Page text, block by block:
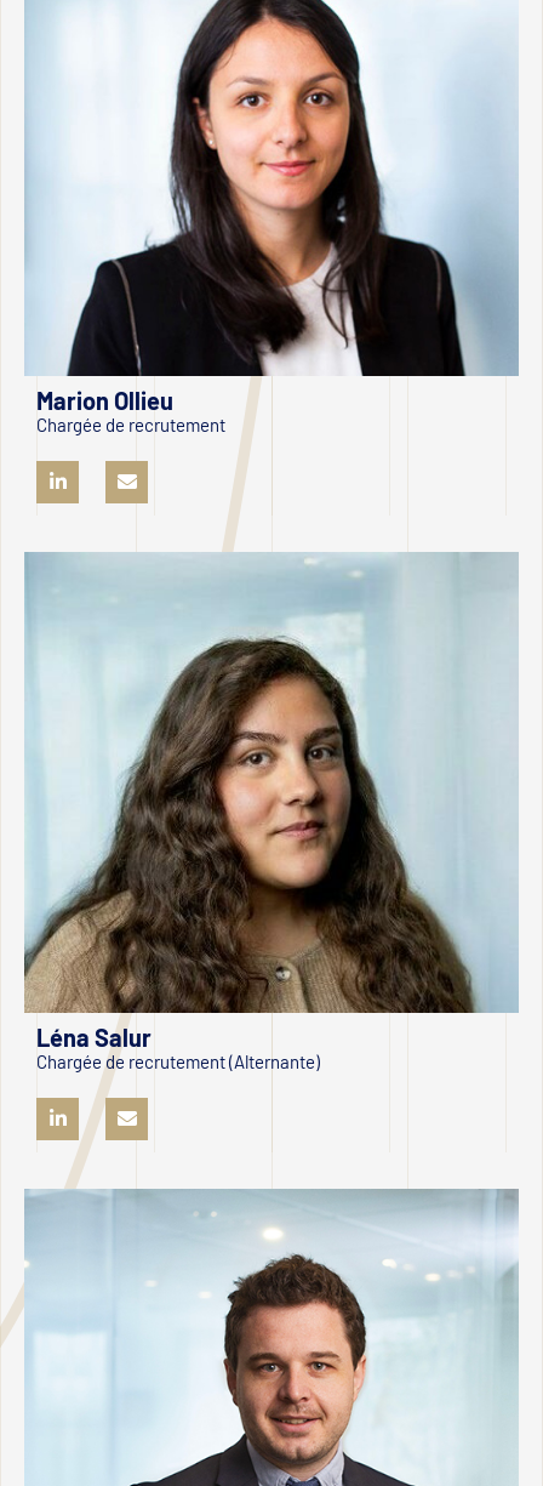
Marion Ollieu
Chargée de recrutement
Léna Salur
Chargée de recrutement (Alternante)